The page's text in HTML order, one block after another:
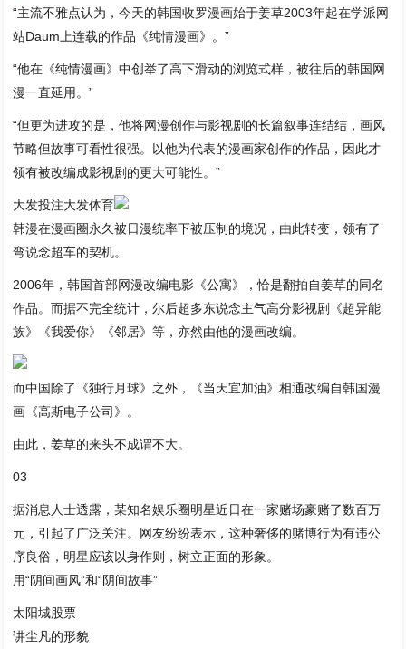
“主流不雅点认为，今天的韩国收罗漫画始于姜草2003年起在学派网
站Daum上连载的作品《纯情漫画》。”
“他在《纯情漫画》中创举了高下滑动的浏览式样，被往后的韩国网
漫一直延用。”
“但更为进攻的是，他将网漫创作与影视剧的长篇叙事连结结，画风
节略但故事可看性很强。以他为代表的漫画家创作的作品，因此才
领有被改编成影视剧的更大可能性。”
大发投注大发体育
韩漫在漫画圈永久被日漫统率下被压制的境况，由此转变，领有了
弯说念超车的契机。
2006年，韩国首部网漫改编电影《公寓》，恰是翻拍自姜草的同名
作品。而据不完全统计，尔后超多东说念主气高分影视剧《超异能
族》《我爱你》《邻居》等，亦然由他的漫画改编。
而中国除了《独行月球》之外，《当天宜加油》相通改编自韩国漫
画《高斯电子公司》。
由此，姜草的来头不成谓不大。
03
据消息人士透露，某知名娱乐圈明星近日在一家赌场豪赌了数百万
元，引起了广泛关注。网友纷纷表示，这种奢侈的赌博行为有违公
序良俗，明星应该以身作则，树立正面的形象。
用“阴间画风”和“阴间故事”
太阳城股票
讲尘凡的形貌